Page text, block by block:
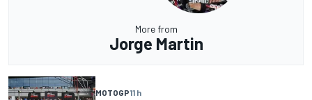
More from
Jorge Martin
MOTOGP11 h